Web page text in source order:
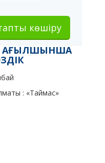
көшіру
АҒЫЛШЫНША
: «Таймас»